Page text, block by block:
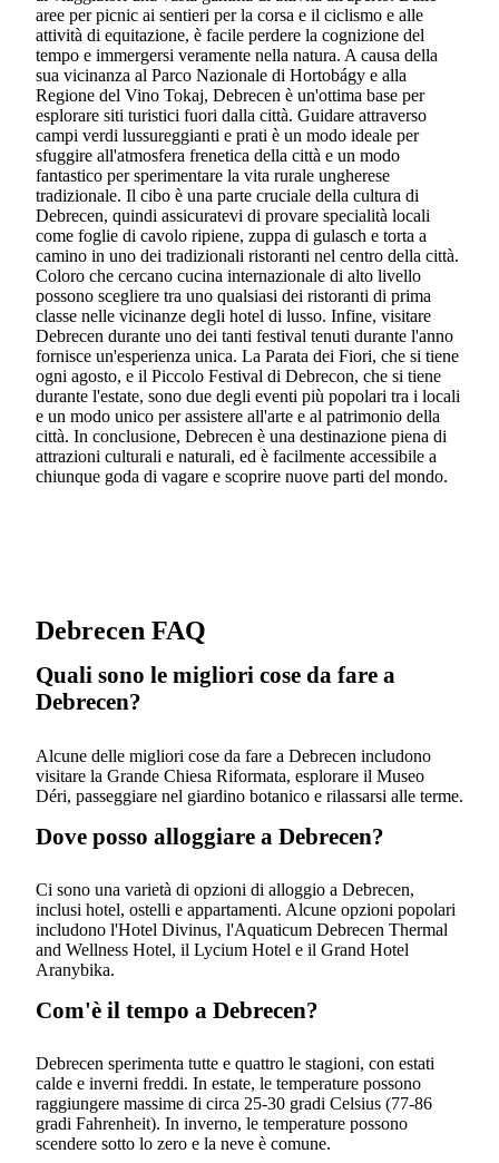
aree per picnic ai sentieri per la corsa e il ciclismo e alle
attività di equitazione, è facile perdere la cognizione del
tempo e immergersi veramente nella natura. A causa della
sua vicinanza al Parco Nazionale di Hortobágy e alla
Regione del Vino Tokaj, Debrecen è un'ottima base per
esplorare siti turistici fuori dalla città. Guidare attraverso
campi verdi lussureggianti e prati è un modo ideale per
sfuggire all'atmosfera frenetica della città e un modo
fantastico per sperimentare la vita rurale ungherese
tradizionale. Il cibo è una parte cruciale della cultura di
Debrecen, quindi assicuratevi di provare specialità locali
come foglie di cavolo ripiene, zuppa di gulasch e torta a
camino in uno dei tradizionali ristoranti nel centro della città.
Coloro che cercano cucina internazionale di alto livello
possono scegliere tra uno qualsiasi dei ristoranti di prima
classe nelle vicinanze degli hotel di lusso. Infine, visitare
Debrecen durante uno dei tanti festival tenuti durante l'anno
fornisce un'esperienza unica. La Parata dei Fiori, che si tiene
ogni agosto, e il Piccolo Festival di Debrecon, che si tiene
durante l'estate, sono due degli eventi più popolari tra i locali
e un modo unico per assistere all'arte e al patrimonio della
città. In conclusione, Debrecen è una destinazione piena di
attrazioni culturali e naturali, ed è facilmente accessibile a
chiunque goda di vagare e scoprire nuove parti del mondo.
Debrecen FAQ
Quali sono le migliori cose da fare a
Debrecen?
Alcune delle migliori cose da fare a Debrecen includono
visitare la Grande Chiesa Riformata, esplorare il Museo
Déri, passeggiare nel giardino botanico e rilassarsi alle terme.
Dove posso alloggiare a Debrecen?
Ci sono una varietà di opzioni di alloggio a Debrecen,
inclusi hotel, ostelli e appartamenti. Alcune opzioni popolari
includono l'Hotel Divinus, l'Aquaticum Debrecen Thermal
and Wellness Hotel, il Lycium Hotel e il Grand Hotel
Aranybika.
Com'è il tempo a Debrecen?
Debrecen sperimenta tutte e quattro le stagioni, con estati
calde e inverni freddi. In estate, le temperature possono
raggiungere massime di circa 25-30 gradi Celsius (77-86
gradi Fahrenheit). In inverno, le temperature possono
scendere sotto lo zero e la neve è comune.